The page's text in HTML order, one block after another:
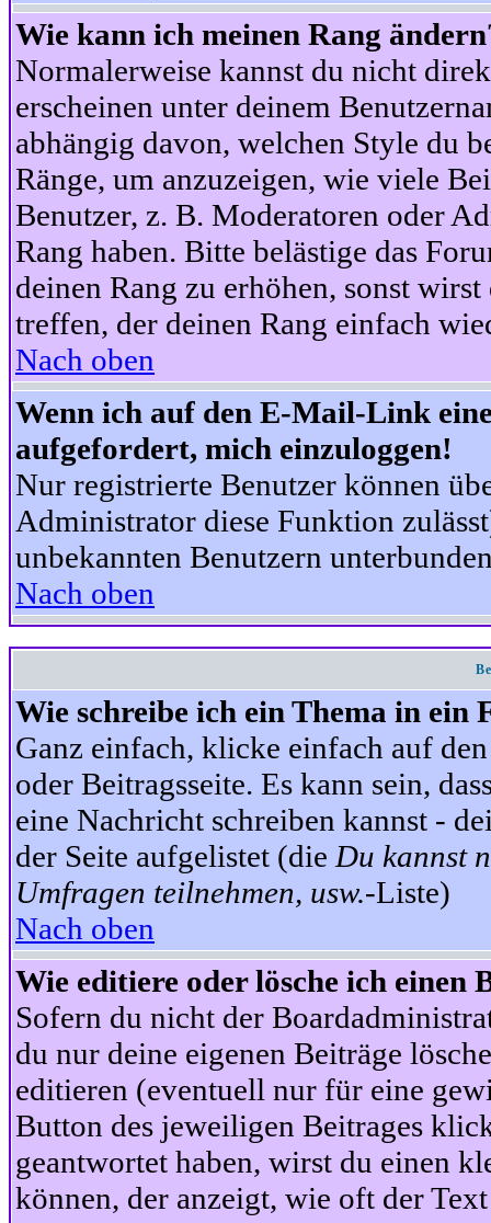
Wie kann ich meinen Rang
Normalerweise kannst du nicht
erscheinen unter deinem
abhängig davon, welchen Style du
Ränge, um anzuzeigen, wie viele
Benutzer, z. B. Moderatoren oder
Rang haben. Bitte belästige das
deinen Rang zu erhöhen, sonst
treffen, der deinen Rang einfach
Nach oben
Wenn ich auf den E-Mail-Link
aufgefordert, mich einzuloggen!
Nur registrierte Benutzer können
Administrator diese Funktion
unbekannten Benutzern
Nach oben
Wie schreibe ich ein Thema in ein
Ganz einfach, klicke einfach auf
oder Beitragsseite. Es kann sein,
eine Nachricht schreiben kannst -
der Seite aufgelistet (die Du kannst
Umfragen teilnehmen, usw.-Liste)
Nach oben
Wie editiere oder lösche ich einen
Sofern du nicht der
du nur deine eigenen Beiträge
editieren (eventuell nur für eine
Button des jeweiligen Beitrages
geantwortet haben, wirst du einen
können, der anzeigt, wie oft der